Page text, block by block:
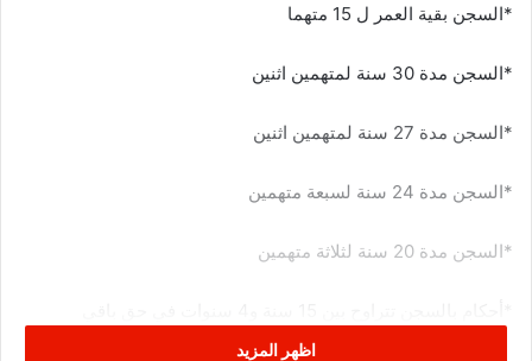
*السجن بقية العمر ل 15 متهما
*السجن مدة 30 سنة لمتهمين اثنين
*السجن مدة 27 سنة لمتهمين اثنين
*السجن مدة 24 سنة لسبعة متهمين
*السجن مدة 20 سنة لثلاثة متهمين
المتهمين المقضي في حقهم بالإدانة
اظهر المزيد